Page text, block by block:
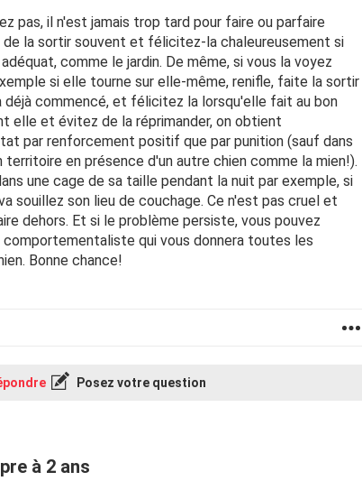
pas, il n'est jamais trop tard pour faire ou parfaire
de la sortir souvent et félicitez-la chaleureusement si
comme le jardin. De même, si vous la voyez
si elle tourne sur elle-même, renifle, faite la sortir
déjà commencé, et félicitez la lorsqu'elle fait au bon
elle et évitez de la réprimander, on obtient
par renforcement positif que par punition (sauf dans
territoire en présence d'un autre chien comme la mien!).
une cage de sa taille pendant la nuit par exemple, si
souillez son lieu de couchage. Ce n'est pas cruel et
dehors. Et si le problème persiste, vous pouvez
comportementaliste qui vous donnera toutes les
Bonne chance!
Posez votre question
à 2 ans